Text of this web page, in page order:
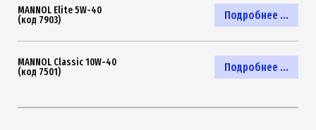
Подробнее ...
MANNOL Elite 5W-40
(код 7903)
Подробнее ...
MANNOL Classic 10W-40
(код 7501)